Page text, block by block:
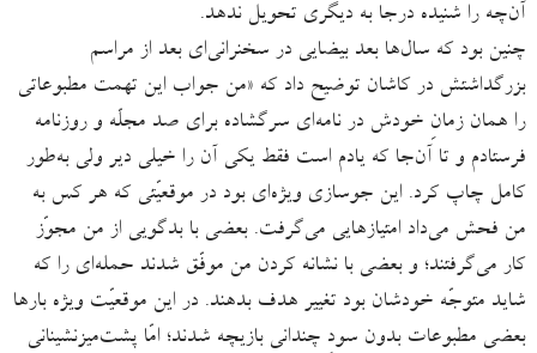
آن‌چه را شنیده درجا به دیگری تحویل ندهد.
چنین بود که سال‌ها بعد بیضایی در سخنرانی‌ای بعد از مراسم
بزرگداشتش در کاشان توضیح داد که «من جواب این تهمت مطبوعاتی
را همان زمانِ خودش در نامه‌ای سرگشاده برای صد مجلّه و روزنامه
فرستادم و تا آن‌جا که یادم است فقط یکی آن ‌را خیلی دیر ولی به‌طور
کامل چاپ کرد. این جوسازی ویژه‌ای بود در موقعیّتی که هر کس به
من فحش می‌داد امتیازهایی می‌گرفت. بعضی با بدگویی از من مجوّز
کار می‌گرفتند؛ و بعضی با نشانه کردن من موفّق شدند حمله‌ای را که
شاید متوجّه خودشان بود تغییر هدف بدهند. در این موقعیّت ویژه بارها
بعضی مطبوعات بدون سودِ چندانی بازیچه شدند؛ امّا پشت‌میزنشینانی